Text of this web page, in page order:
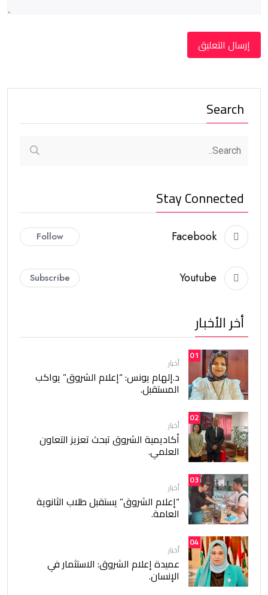
Search
Stay Connected
Facebook
Follow
Youtube
Subscribe
أخر الأخبار
01
أخبار
د.إلهام يونس: “إعلام الشروق” يواكب
المستقبل.
02
أخبار
أكاديمية الشروق تبحث تعزيز التعاون
العلمي.
03
أخبار
“إعلام الشروق” يستقبل طلاب الثانوية
العامة.
04
أخبار
عميدة إعلام الشروق: الاستثمار في
الإنسان.